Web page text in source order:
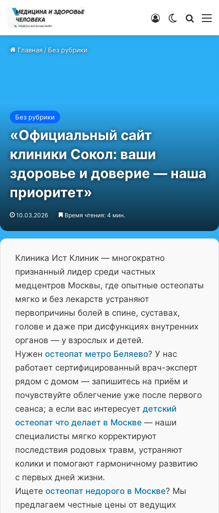
Switch skin
Войти
Главная/Без рубрики
Без рубрики
«Официальный сайт
клиники Сокол: ваши
здоровье и доверие — наша
приоритет»
10.03.2026 Время чтения: 4 мин.
Клиника Ист Клиник — многократно
признанный лидер среди частных
медцентров Москвы, где опытные остеопаты
мягко и без лекарств устраняют
первопричины болей в спине, суставах,
голове и даже при дисфункциях внутренних
органов — у взрослых и детей.
Нужен остеопат метро Беляево? У нас
работает сертифицированный врач-эксперт
рядом с домом — запишитесь на приём и
почувствуйте облегчение уже после первого
сеанса; а если вас интересует детский
остеопат что делает в Москве — наши
специалисты мягко корректируют
последствия родовых травм, устраняют
колики и помогают гармоничному развитию
с первых дней жизни.
Ищете остеопат недорого в Москве? Мы
предлагаем честные цены от ведущих